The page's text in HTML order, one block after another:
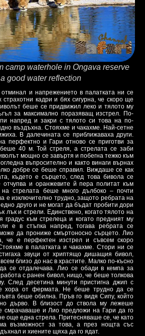
camp waterhole in Ongava reserve
good water reflection
и напрежението в палатката ни се
кадри и бях сигурна, че скоро ще
беше се придвижил леко и тялото му
за максимално поразяващ изстрел. По-
напред и закри с тялото си това на по-
въздъхна. Стояхме и чакахме. Най-сетне
В далечината се приближаваха други.
перфектно и Гари отново се приготви за
40 м. Той стреля, а стрелата се заби
мощно се завъртя и побегна тежко към
въпросително и както винаги върнах
добре се беше справил. Виждаше се как
където е сърцето, след това бивола се
отчупва и оранжевите й пера политат към
на стрелата беше много дълбоко – почти
е изключително трудно, защото ребрата на
друго и не могат да бъдат пробити дори
лък и стрели. Единствено, когато тялото на
към стрелеца и когато предният му
е в стъпка напред, тогава ребрата се
да прониже смъртоносно сърцето. Лио
че е перфектен изстрел и съвсем скоро
в палатката и чакахме. Стори ни се
звуци от хриптящо дишащия бивол,
близо до нас в храстите. Малко по-късно
се отдалечава. Лио се обади в кемпа за
с ранен бивол, нищо, че беше толкова
След десетина минути пристигна джип с
хора от фермата. Не беше трудно да се
беше обилна. Пръв го видя Сипу, който
дърво. В близост до ствола му лежеше
смрачаваше и Лио предложи на Гари да го
още една стрела. Притесняваше се, че като
възможност за това, а през нощта със
и хиените щяха да го ядат.